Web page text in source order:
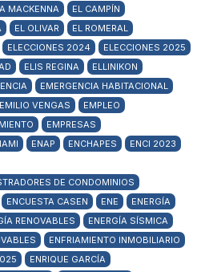
MACKENNA
EL CAMPÍN
EL OLIVAR
EL ROMERAL
ELECCIONES 2024
ELECCIONES 2025
ELIS REGINA
ELLINIKON
EMERGENCIA HABITACIONAL
EMILIO VENGAS
EMPLEO
EMPRESAS
ENAP ENCHAPES
ENCI 2023
DE CONDOMINIOS
ENCUESTA CASEN ENE
ENERGÍA
RENOVABLES
ENERGÍA SÍSMICA
ENFRIAMIENTO INMOBILIARIO
ENRIQUE GARCÍA